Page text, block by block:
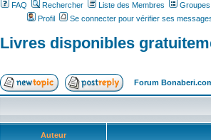
FAQ Rechercher Liste des Membres
Profil
Se connecter pour vérifier ses
Livres disponibles
Forum
Auteur